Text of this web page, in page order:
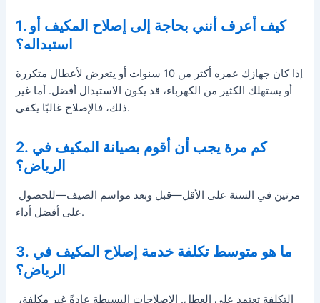
1. كيف أعرف أنني بحاجة إلى إصلاح المكيف أو
استبداله؟
إذا كان جهازك عمره أكثر من 10 سنوات أو يتعرض لأعطال متكررة
أو يستهلك الكثير من الكهرباء، قد يكون الاستبدال أفضل. أما غير
ذلك، فالإصلاح غالبًا يكفي.
2. كم مرة يجب أن أقوم بصيانة المكيف في
الرياض؟
على أفضل أداء.
3. ما هو متوسط تكلفة خدمة إصلاح المكيف في
الرياض؟